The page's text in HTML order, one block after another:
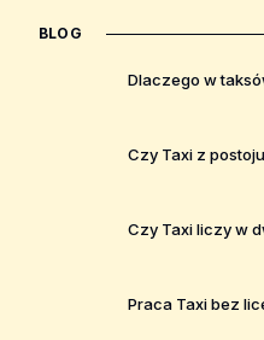
BLOG
Dlaczego w
Czy Taxi z
Czy Taxi liczy w
Praca Taxi bez